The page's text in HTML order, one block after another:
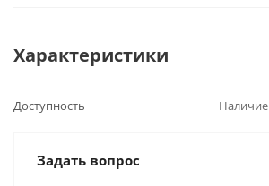
Характеристики
Доступность Наличие
Задать вопрос